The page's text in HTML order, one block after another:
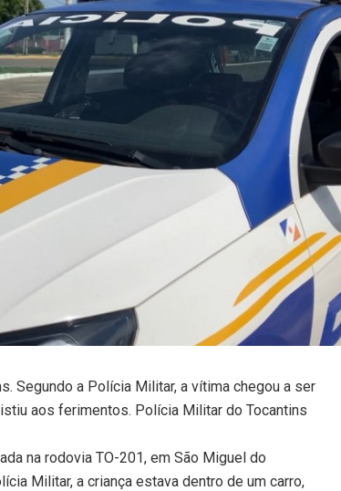
Segundo a Polícia Militar, a vítima chegou a ser
aos ferimentos. Polícia Militar do Tocantins
na rodovia TO-201, em São Miguel do
Militar, a criança estava dentro de um carro,